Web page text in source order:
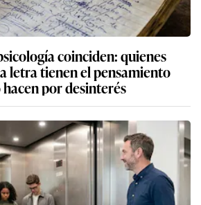
coinciden: quienes
letra tienen el pensamiento
por desinterés